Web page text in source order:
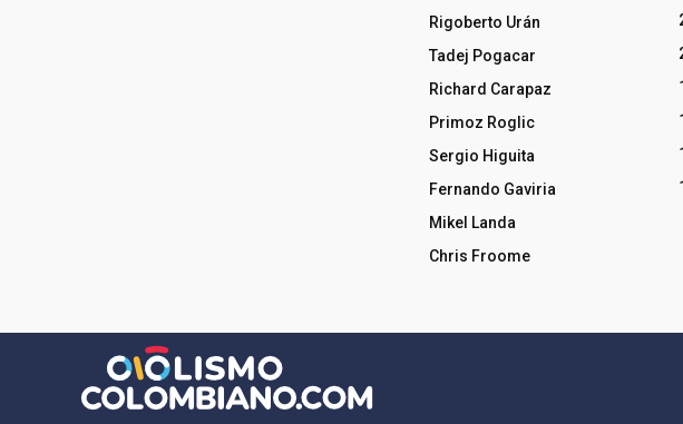
Rigoberto Urán
Tadej Pogacar
Richard Carapaz
Primoz Roglic
Sergio Higuita
Fernando Gaviria
Mikel Landa
Chris Froome